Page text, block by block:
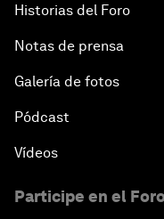
Historias del Foro
Notas de prensa
Galería de fotos
Pódcast
Vídeos
Participe en el